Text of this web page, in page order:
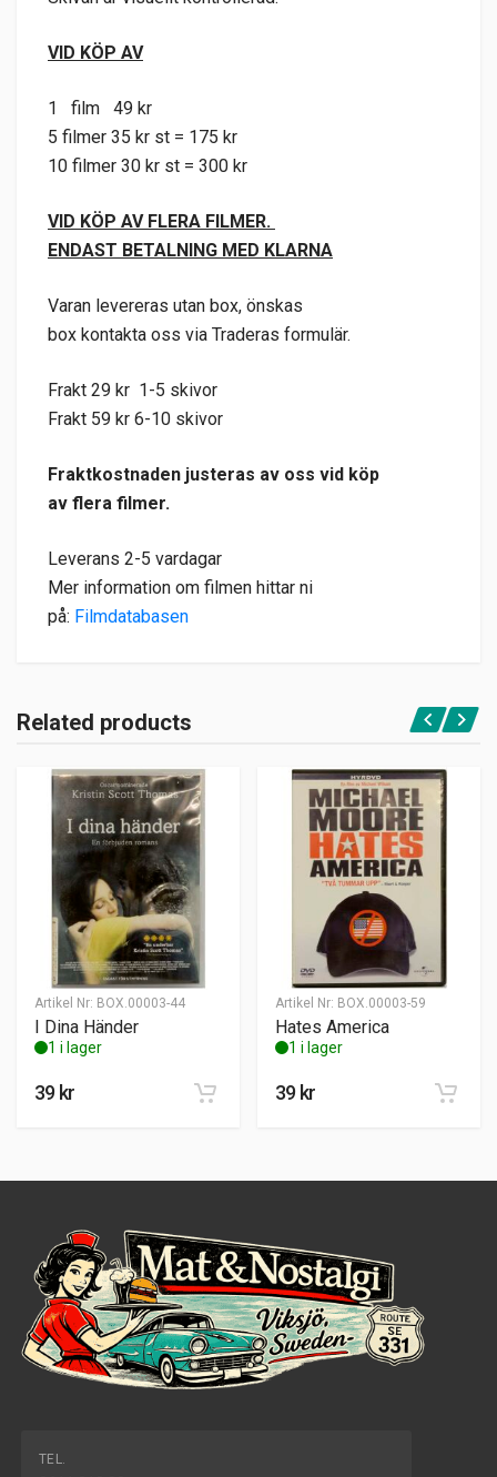
VID KÖP AV
1 film 49 kr
5 filmer 35 kr st = 175 kr
10 filmer 30 kr st = 300 kr
VID KÖP AV FLERA FILMER.
ENDAST BETALNING MED KLARNA
Varan levereras utan box, önskas
box kontakta oss via Traderas formulär.
Frakt 29 kr 1-5 skivor
Frakt 59 kr 6-10 skivor
Fraktkostnaden justeras av oss vid köp
av flera filmer.
Leverans 2-5 vardagar
Mer information om filmen hittar ni
på: Filmdatabasen
Related products
Artikel Nr: BOX.00003-44
I Dina Händer
1 i lager
39kr
Artikel Nr: BOX.00003-59
Hates America
1 i lager
39kr
TEL.